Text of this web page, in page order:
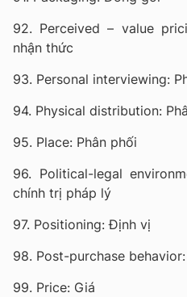
92. Perceived – value
nhận thức
93. Personal interviewing:
94. Physical distribution:
95. Place: Phân phối
96. Political-legal
chính trị pháp lý
97. Positioning: Định vị
98. Post-purchase
99. Price: Giá